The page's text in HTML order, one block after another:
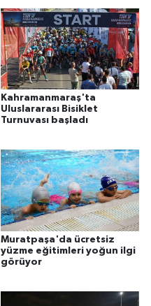
Kahramanmaraş'ta
Uluslararası Bisiklet
Turnuvası başladı
Muratpaşa'da ücretsiz
yüzme eğitimleri yoğun ilgi
görüyor